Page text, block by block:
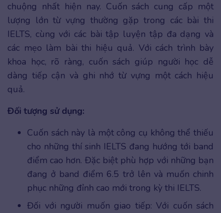
chuộng nhất hiện nay. Cuốn sách cung cấp một
lượng lớn từ vựng thường gặp trong các bài thi
IELTS, cùng với các bài tập luyện tập đa dạng và
các mẹo làm bài thi hiệu quả. Với cách trình bày
khoa học, rõ ràng, cuốn sách giúp người học dễ
dàng tiếp cận và ghi nhớ từ vựng một cách hiệu
quả.
Đối tượng sử dụng:
Cuốn sách này là một công cụ không thể thiếu
cho những thí sinh IELTS đang hướng tới band
điểm cao hơn. Đặc biệt phù hợp với những bạn
đang ở band điểm 6.5 trở lên và muốn chinh
phục những đỉnh cao mới trong kỳ thi IELTS.
Đối với người muốn giao tiếp: Với cuốn sách